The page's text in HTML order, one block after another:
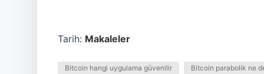
Tarih: Makaleler
Bitcoin hangi uygulama güvenilir Bitcoin parabolik ne